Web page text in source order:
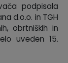
podpisala
d.o.o. in TGH
obrtniških in
uveden 15.